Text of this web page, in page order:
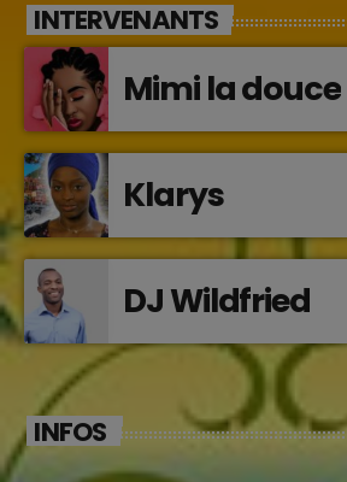
INTERVENANTS
Mimi la douce
Klarys
DJ Wildfried
INFOS